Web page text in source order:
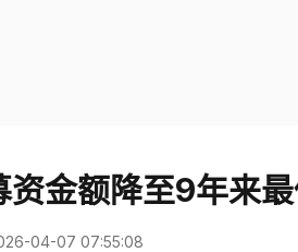
金额降至9年来
04-07 07:55:08